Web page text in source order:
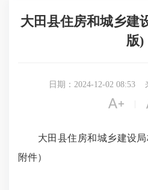
大田县住房和城乡建
版)
日期：2024-12-02 08:53

大田县住房和城乡建设局
附件）